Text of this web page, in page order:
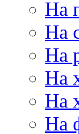
На
На
На
На
На
На